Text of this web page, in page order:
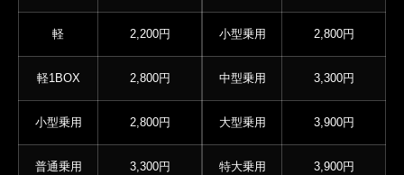
軽 2,200円
軽1BOX 2,800円
小型乗用 2,800円
普通乗用 3,300円
小型乗用 2,800円
中型乗用 3,300円
大型乗用 3,900円
特大乗用 3,900円